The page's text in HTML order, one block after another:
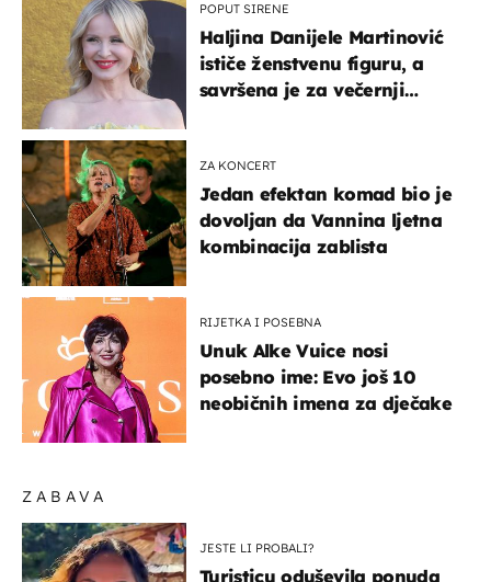
ZABAVA
JESTE LI PROBALI?
Turisticu oduševila ponuda
POPUT SIRENE
Haljina Danijele Martinović
ističe ženstvenu figuru, a
savršena je za večernji
ZA KONCERT
Jedan efektan komad bio je
dovoljan da Vannina ljetna
kombinacija zablista
RIJETKA I POSEBNA
Unuk Alke Vuice nosi
posebno ime: Evo još 10
neobičnih imena za dječake